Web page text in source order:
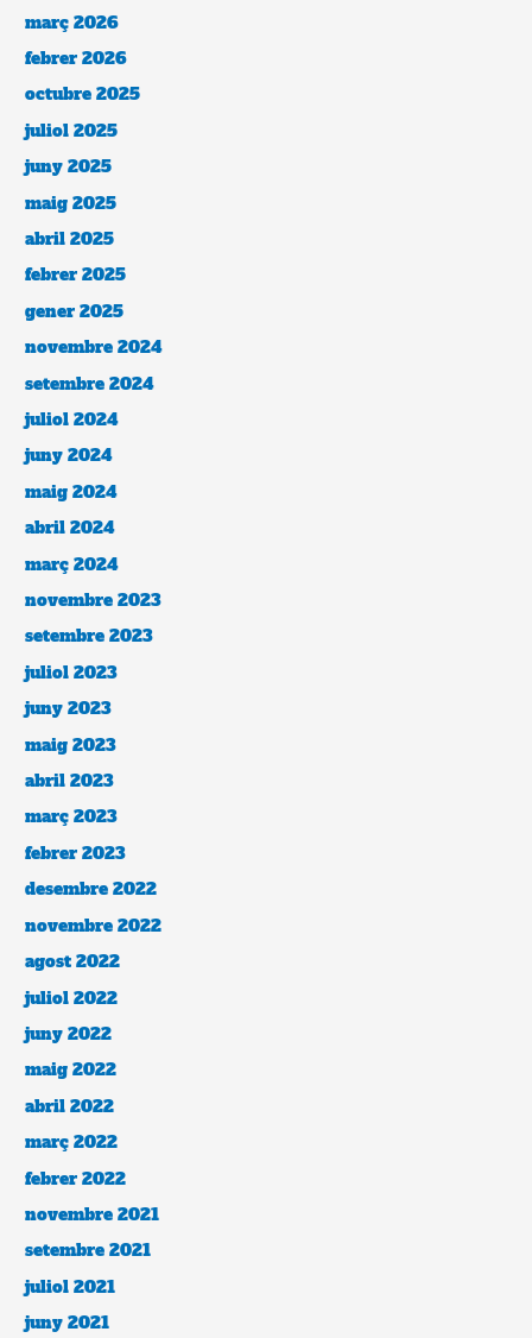
març 2026
febrer 2026
octubre 2025
juliol 2025
juny 2025
maig 2025
abril 2025
febrer 2025
gener 2025
novembre 2024
setembre 2024
juliol 2024
juny 2024
maig 2024
abril 2024
març 2024
novembre 2023
setembre 2023
juliol 2023
juny 2023
maig 2023
abril 2023
març 2023
febrer 2023
desembre 2022
novembre 2022
agost 2022
juliol 2022
juny 2022
maig 2022
abril 2022
març 2022
febrer 2022
novembre 2021
setembre 2021
juliol 2021
juny 2021